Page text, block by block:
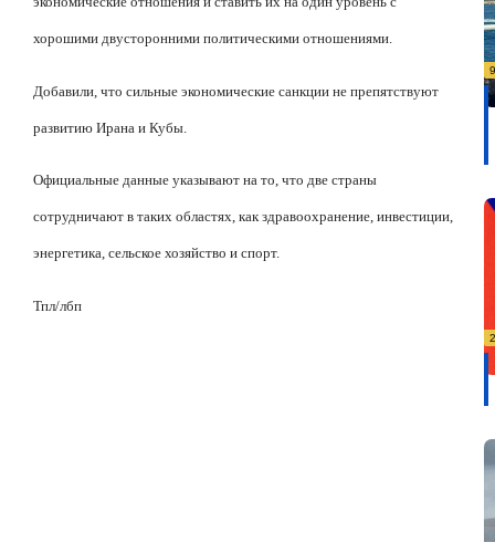
хорошими двусторонними политическими отношениями.
Добавили, что сильные экономические санкции не препятствуют
развитию Ирана и Кубы.
Официальные данные указывают на то, что две страны
сотрудничают в таких областях, как здравоохранение, инвестиции,
энергетика, сельское хозяйство и спорт.
Тпл/лбп